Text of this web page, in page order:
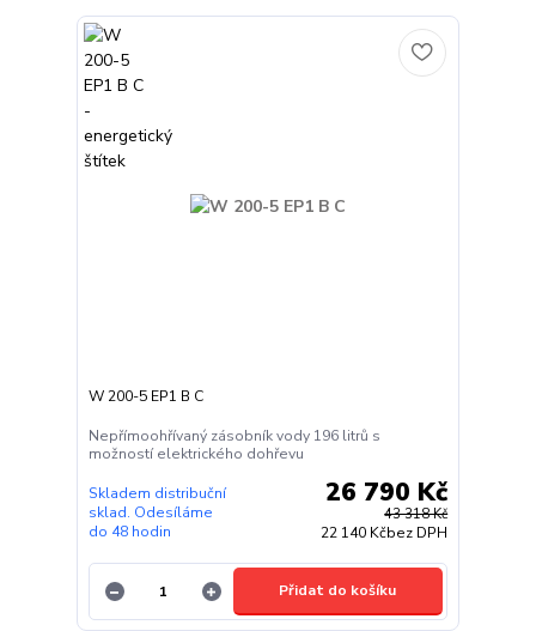
W 200-5 EP1 B C
Nepřímoohřívaný zásobník vody 196 litrů s
možností elektrického dohřevu
43 318 Kč
26 790 Kč
22 140 Kčbez DPH
Skladem distribuční
sklad. Odesíláme
do 48 hodin
Přidat do košíku